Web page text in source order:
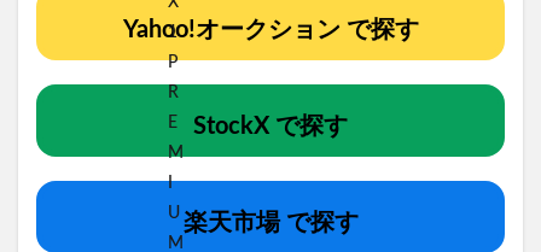
Yahoo!オークション で探す
StockX で探す
楽天市場 で探す